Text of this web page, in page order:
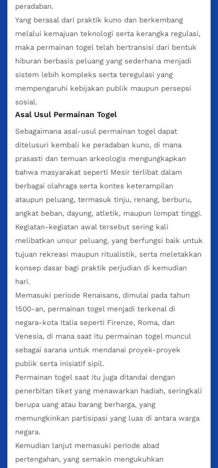
peradaban.
Yang berasal dari praktik kuno dan berkembang
melalui kemajuan teknologi serta kerangka regulasi,
maka permainan togel telah bertransisi dari bentuk
hiburan berbasis peluang yang sederhana menjadi
sistem lebih kompleks serta teregulasi yang
mempengaruhi kebijakan publik maupun persepsi
sosial.
Asal Usul Permainan Togel
Sebagaimana asal-usul permainan togeldapat
ditelusuri kembali ke peradaban kuno, di mana
prasasti dan temuan arkeologis mengungkapkan
bahwa masyarakat seperti Mesir terlibat dalam
berbagai olahraga serta kontes keterampilan
ataupun peluang, termasuk tinju, renang, berburu,
angkat beban, dayung, atletik, maupun lompat tinggi.
Kegiatan-kegiatan awal tersebut sering kali
melibatkan unsur peluang, yang berfungsi baik untuk
tujuan rekreasi maupun ritualistik, serta meletakkan
konsep dasar bagi praktik perjudian di kemudian
hari.
Memasuki periode Renaisans, dimulai pada tahun
1500-an, permainan togel menjadi terkenal di
negara-kota Italia seperti Firenze, Roma, dan
Venesia, di mana saat itu permainan togel muncul
sebagai sarana untuk mendanai proyek-proyek
publik serta inisiatif sipil.
Permainan togel saat itu juga ditandai dengan
penerbitan tiket yang menawarkan hadiah, seringkali
berupa uang atau barang berharga, yang
memungkinkan partisipasi yang luas di antara warga
negara.
Kemudian lanjut memasuki periode abad
pertengahan, yang semakin mengukuhkan